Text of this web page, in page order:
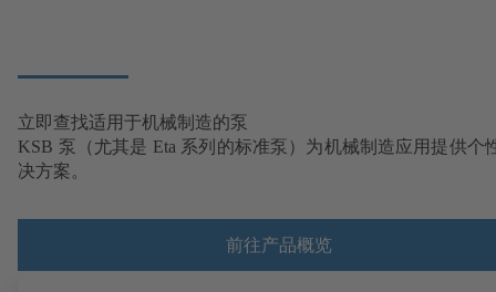
立即查找适用于机械制造的泵
KSB 泵（尤其是 Eta 系列的标准泵）为机械制造应用提供个
决方案。
前往产品概览